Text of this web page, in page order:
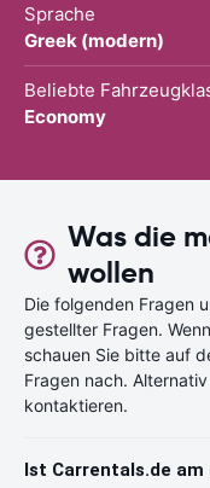
Sprache
Greek (modern)
Beliebte
Economy
Was die
wollen
Die folgenden Fragen
gestellter Fragen.
schauen Sie bitte auf
Fragen nach.
kontaktieren.
Ist Carrentals.de